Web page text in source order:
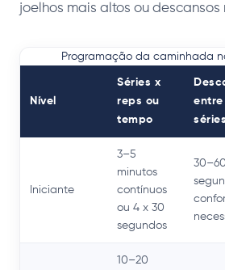
joelhos mais altos ou descansos
Programação da caminhada
Nível
Séries x
reps ou
tempo
entre
séries
Iniciante
3–5
minutos
contínuos
ou 4 x 30
segundos
30–60
10–20